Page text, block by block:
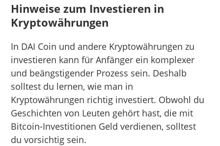
Hinweise zum Investieren in
Kryptowährungen
In DAI Coin und andere Kryptowährungen zu
investieren kann für Anfänger ein komplexer
und beängstigender Prozess sein. Deshalb
solltest du lernen, wie man in
Kryptowährungen richtig investiert. Obwohl du
Geschichten von Leuten gehört hast, die mit
Bitcoin-Investitionen Geld verdienen, solltest
du vorsichtig sein.